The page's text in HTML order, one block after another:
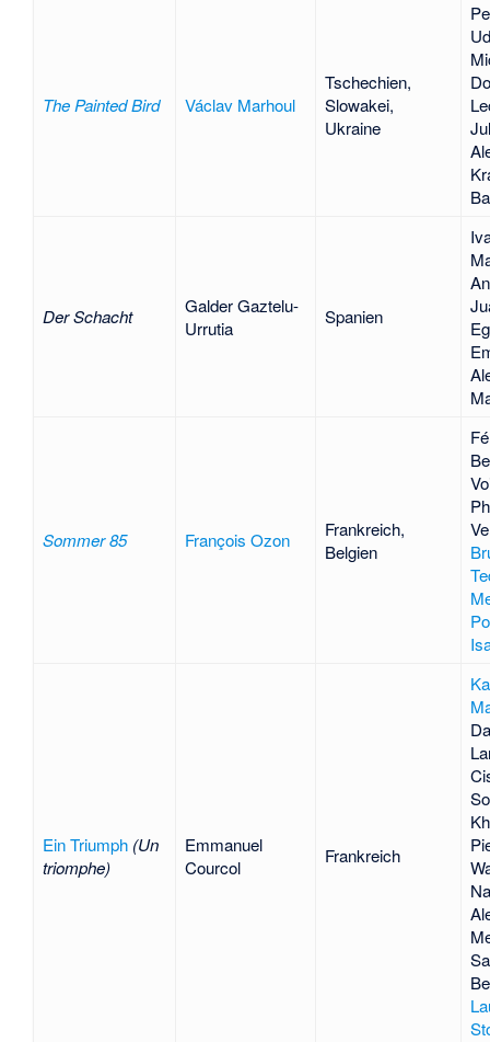
The Painted Bird Václav Marhoul
Tschechien,
Slowakei,
Ukraine
Der Schacht
Galder Gaztelu-
Urrutia
Spanien
Sommer 85 François Ozon
Frankreich,
Belgien
Ein Triumph (Un
triomphe)
Emmanuel
Courcol
Frankreich